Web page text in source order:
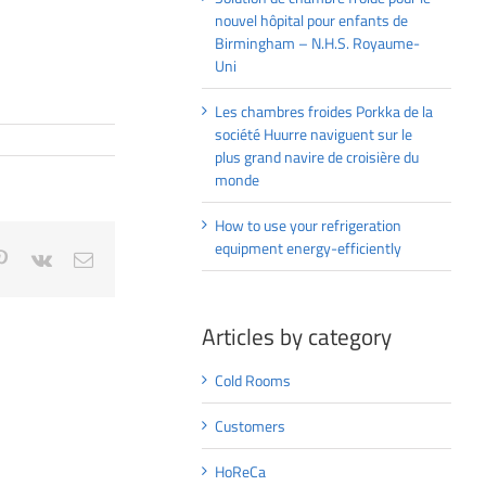
Pinterest
Vk Email
nouvel hôpital pour enfants de
Birmingham – N.H.S. Royaume-
Uni
Les chambres froides Porkka de la
société Huurre naviguent sur le
plus grand navire de croisière du
monde
How to use your refrigeration
equipment energy-efficiently
Articles by category
Cold Rooms
Customers
HoReCa